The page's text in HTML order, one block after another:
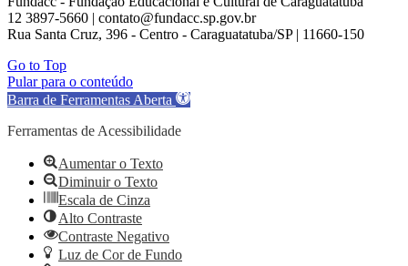
12 3897-5660 | contato@fundacc.sp.gov.br
Rua Santa Cruz, 396 - Centro - Caraguatatuba/SP | 11660-150
Go to Top
Pular para o conteúdo
Barra de Ferramentas Aberta
Ferramentas de Acessibilidade
Aumentar o Texto
Diminuir o Texto
Escala de Cinza
Alto Contraste
Contraste Negativo
Luz de Cor de Fundo